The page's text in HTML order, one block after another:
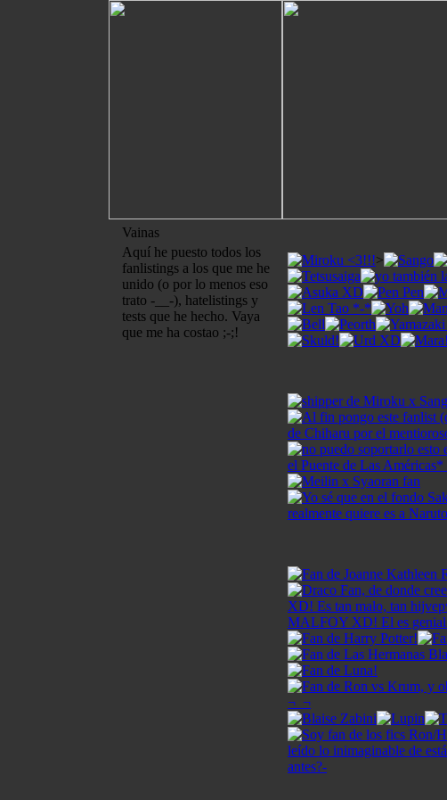
Vainas
Aquí he puesto todos los
fanlistings a los que me he
unido (o por lo menos eso
trato -__-), hatelistings y
tests que he hecho. Vaya
que me ha costao ;-;!
>